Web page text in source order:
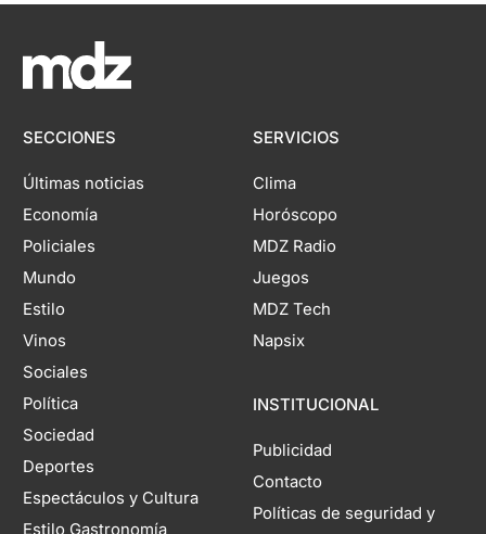
SECCIONES
Últimas noticias
Economía
Policiales
Mundo
Estilo
Vinos
Sociales
Política
Sociedad
Deportes
Espectáculos y Cultura
Estilo Gastronomía
SERVICIOS
Clima
Horóscopo
MDZ Radio
Juegos
MDZ Tech
Napsix
INSTITUCIONAL
Publicidad
Contacto
Políticas de seguridad y